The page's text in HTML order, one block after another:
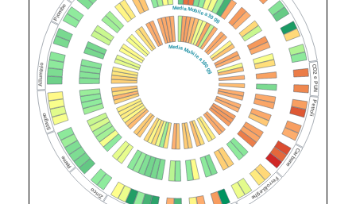
Media Mobile a 180 gg
Media Mobile a 30 gg
CO2 e PUN
Petroli
Carbone
Ferro&Leghe
Zinco
Rame
Stagno
Alluminio
Piombo